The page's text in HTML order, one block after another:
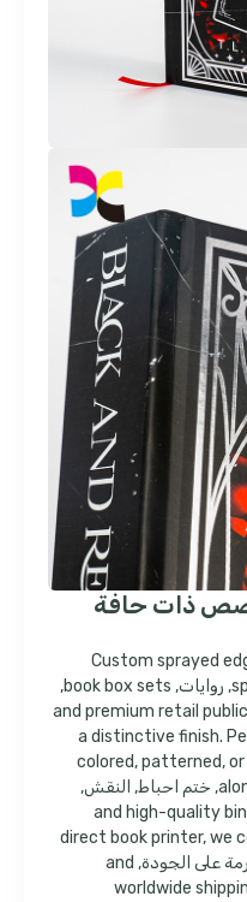
ذات حافة
Custom sprayed
, روايات,book box sets
,
and premium retail
a distinctive finish.
colored,patterned,
, ختم احباط, النقش,
and high-quality
direct book printer,
على الجودة,and
worldwide